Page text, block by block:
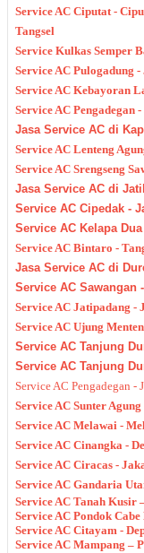
Service AC Ciputat -
Tangsel
Service Kulkas Semper
Service AC Pulogadung
Service AC Kebayoran
Service AC Pengadegan
Jasa Service AC di
Service AC Lenteng
Service AC Srengseng
Jasa Service AC di
Service AC Cipedak -
Service AC Kelapa
Service AC Bintaro -
Jasa Service AC di
Service AC Sawangan
Service AC Jatipadang -
Service AC Ujung
Service AC Tanjung
Service AC Tanjung
Service AC Pengadegan -
Service AC Sunter
Service AC Melawai -
Service AC Cinangka -
Service AC Ciracas -
Service AC Gandaria
Service AC Tanah Kusir
Service AC Pondok
Service AC Citayam -
Service AC Mampang –